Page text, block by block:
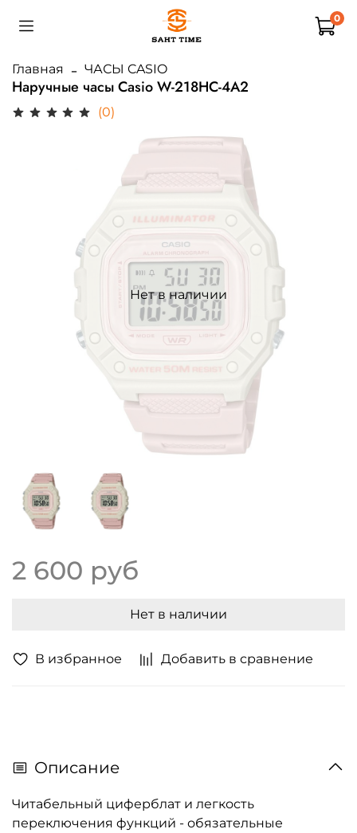
0
Главная ЧАСЫ CASIO
Наручные часы Casio W-218HC-4A2
(0)
В избранное Добавить в сравнение
Нет в наличии
2 600 руб
Нет в наличии
Описание
Читабельный циферблат и легкость
переключения функций - обязательные